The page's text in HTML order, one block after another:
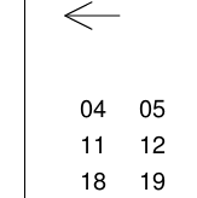
04
05
11
12
18
19